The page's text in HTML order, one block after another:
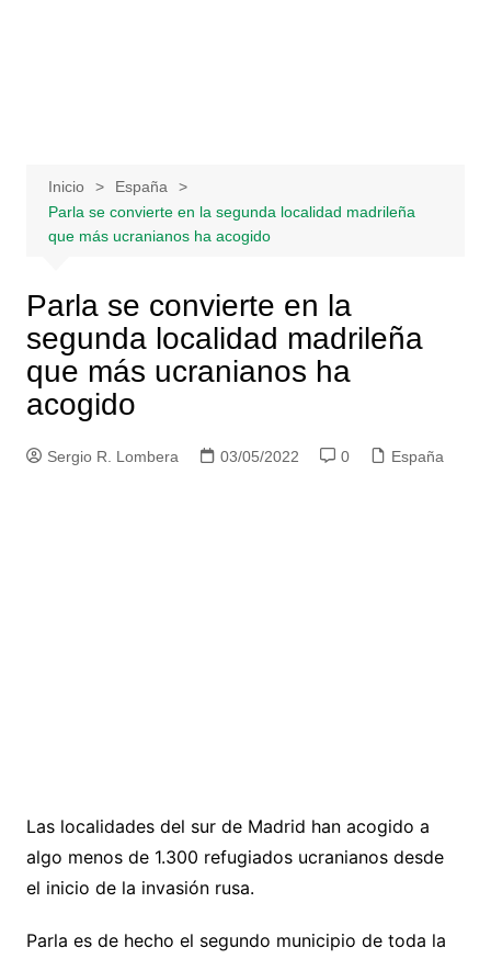
Inicio
España
Parla se convierte en la segunda localidad madrileña
que más ucranianos ha acogido
Parla se convierte en la
segunda localidad madrileña
que más ucranianos ha
acogido
Sergio R. Lombera 03/05/2022 0 España
Las localidades del sur de Madrid han acogido a
algo menos de 1.300 refugiados ucranianos desde
el inicio de la invasión rusa.
Parla es de hecho el segundo municipio de toda la